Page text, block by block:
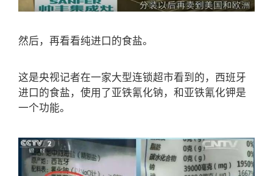
然后，再看看纯进口的食盐。
这是央视记者在一家大型连锁超市看到的，西班牙
进口的食盐，使用了亚铁氰化钠，和亚铁氰化钾是
一个功能。